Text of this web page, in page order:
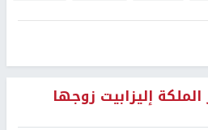
إليزابيت زوجها